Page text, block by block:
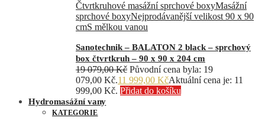
Čtvrtkruhové masážní sprchové boxyMasážní
sprchové boxyNejprodávanější velikost 90 x 90
cmS mělkou vanou
Sanotechnik – BALATON 2 black – sprchový
box čtvrtkruh – 90 x 90 x 204 cm
19 079,00Kč Původní cena byla: 19
079,00 Kč.11 999,00 KčAktuální cena je: 11
999,00 Kč. Přidat do košíku
Hydromasážní vany
KATEGORIE